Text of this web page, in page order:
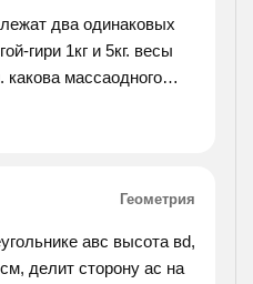
два одинаковых
гири 1кг и 5кг. весы
какова массаодного
Геометрия
авс высота вd,
делит сторону ас на